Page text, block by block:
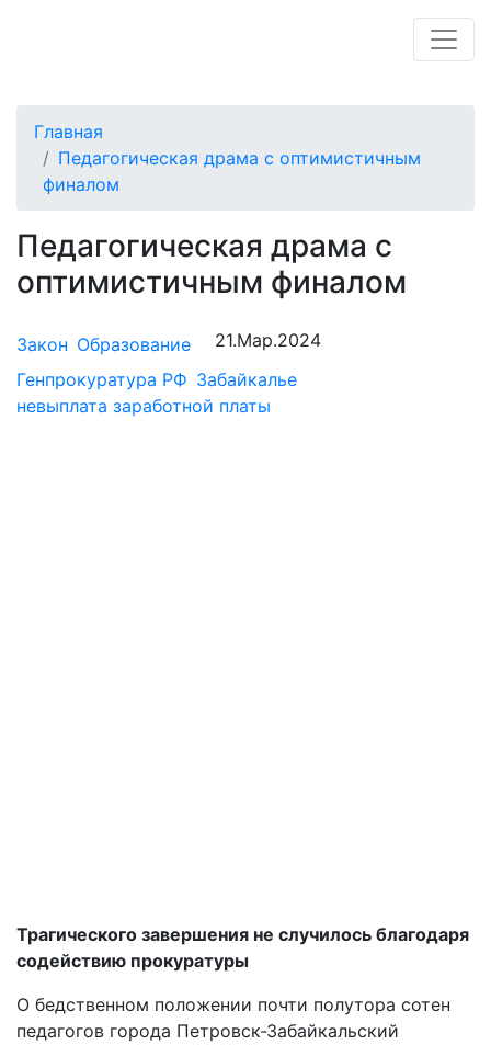
Главная
Педагогическая драма с оптимистичным
финалом
Педагогическая драма с
оптимистичным финалом
Закон Образование
21.Мар.2024
Генпрокуратура РФ Забайкалье
невыплата заработной платы
Трагического завершения не случилось благодаря
содействию прокуратуры
О бедственном положении почти полутора сотен
педагогов города Петровск-Забайкальский